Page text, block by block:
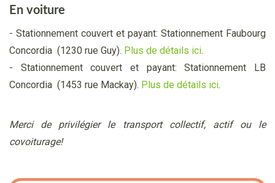
En voiture
- Stationnement couvert et payant: Stationnement Faubourg
Concordia (1230 rue Guy). Plus de détails ici.
- Stationnement couvert et payant: Stationnement LB
Concordia (1453 rue Mackay). Plus de détails ici.
Merci de privilégier le transport collectif, actif ou le
covoiturage!